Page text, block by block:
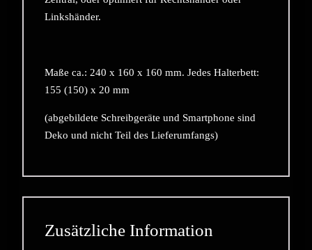
Linkshänder.
Maße ca.: 240 x 160 x 160 mm. Jedes Halterbett:
155 (150) x 20 mm
(abgebildete Schreibgeräte und Smartphone sind
Deko und nicht Teil des Lieferumfangs)
Zusätzliche Information